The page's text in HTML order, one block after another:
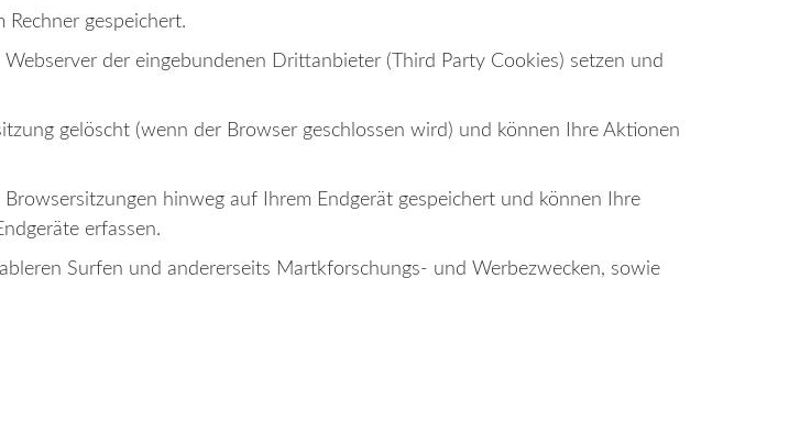
gespeichert.
der eingebundenen Drittanbieter (Third Party Cookies) setzen und
gelöscht (wenn der Browser geschlossen wird) und können Ihre Aktionen
hinweg auf Ihrem Endgerät gespeichert und können Ihre
erfassen.
Surfen und andererseits Martkforschungs- und Werbezwecken, sowie